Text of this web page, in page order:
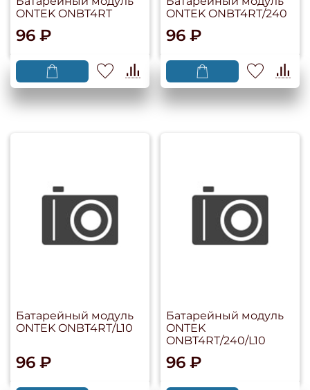
ONTEK ONBT4RT
96 ₽
ONTEK ONBT4RT/240
96 ₽
Батарейный модуль
ONTEK ONBT4RT/L10
96 ₽
Батарейный модуль
ONTEK
ONBT4RT/240/L10
96 ₽